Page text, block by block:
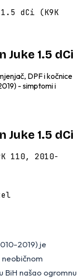
dCi (K9K
Juke 1.5 dCi
DPF i kočnice
- simptomi i
Juke 1.5 dCi
110, 2010-
2019) je
BiH našao ogromnu